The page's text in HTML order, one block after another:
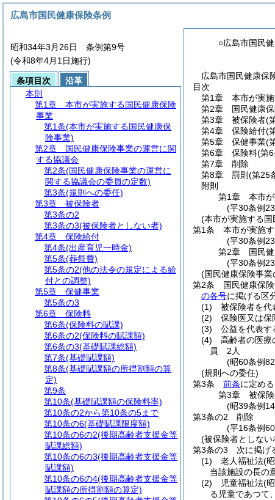
○広島市国民
広島市国民健康保
目次
第1章
本市が実
第2章
国民健康
第3章
被保険者(
第4章
保険給付(
第5章
保健事業(
第6章
保険料(第
第7章
削除
第8章
罰則 (第25
附則
第1章
本市
(平30条例
(本市が実施する
第1条
本市が実施
(平30条例
第2章
国民
(平30条例
(国民健康保険事
第2条
国民健康保
の各号に掲げる区
(1)
被保険者を
(2)
保険医又は
(3)
公益を代表
(4)
高齢者の医療
員 2人
(昭60条例
(規則への委任)
第3条
前条に定め
第3章
被保
(昭39条例
第3条の2
削除
(平16条例
(被保険者としない
第3条の3
次に掲げ
(1)
老人福祉法(
当該施設の長の
(2)
児童福祉法(
る児童であつて
広島市国民健康保険条例
昭和34年3月26日 条例第9号
(令和8年4月1日施行)
条項目次
沿革
本則
第1章
本市が実施する国民健康保険
事業
第1条(本市が実施する国民健康保
険事業)
第2章
国民健康保険事業の運営に関
する協議会
第2条(国民健康保険事業の運営に
関する協議会の委員の定数)
第3条(規則への委任)
第3章
被保険者
第3条の2
第3条の3(被保険者としない者)
第4章
保険給付
第4条(出産育児一時金)
第5条(葬祭費)
第5条の2(他の法令の規定による給
付との調整)
第5章
保健事業
第5条の3
第6章
保険料
第6条(保険料の賦課)
第6条の2(保険料の賦課額)
第6条の3(基礎賦課総額)
第7条(基礎賦課額)
第8条(基礎賦課額の所得割額の算
定)
第9条
第10条(基礎賦課額の保険料率)
第10条の2から第10条の5まで
第10条の6(基礎賦課限度額)
第10条の6の2(後期高齢者支援金等
賦課総額)
第10条の6の3(後期高齢者支援金等
賦課額)
第10条の6の4(後期高齢者支援金等
賦課額の所得割額の算定)